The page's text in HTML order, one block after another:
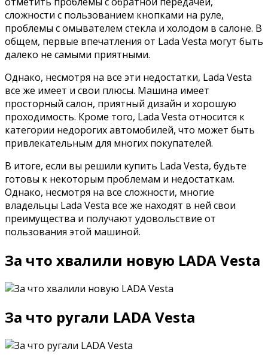
сложности с пользованием кнопками на руле,
проблемы с омывателем стекла и холодом в салоне. В
общем, первые впечатления от Lada Vesta могут быть
далеко не самыми приятными.
Однако, несмотря на все эти недостатки, Lada Vesta
все же имеет и свои плюсы. Машина имеет
просторный салон, приятный дизайн и хорошую
проходимость. Кроме того, Lada Vesta относится к
категории недорогих автомобилей, что может быть
привлекательным для многих покупателей.
В итоге, если вы решили купить Lada Vesta, будьте
готовы к некоторым проблемам и недостаткам.
Однако, несмотря на все сложности, многие
владельцы Lada Vesta все же находят в ней свои
преимущества и получают удовольствие от
пользования этой машиной.
За что хвалили новую LADA Vesta
За что ругали LADA Vesta